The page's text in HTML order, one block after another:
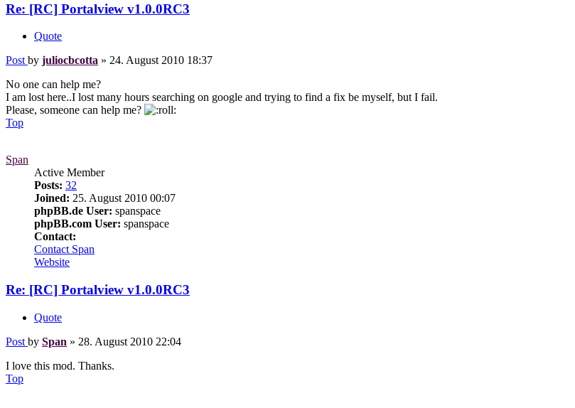
Re: [RC] Portalview v1.0.0RC3
Quote
Post by juliocbcotta » 24. August 2010 18:37
No one can help me?
I am lost here..I lost many hours searching on google and trying to find a fix be myself, but I fail.
Please, someone can help me?
Top
Span
Active Member
Posts: 32
Joined: 25. August 2010 00:07
phpBB.de User: spanspace
phpBB.com User: spanspace
Contact:
Contact Span
Website
Re: [RC] Portalview v1.0.0RC3
Quote
Post by Span » 28. August 2010 22:04
I love this mod. Thanks.
Top